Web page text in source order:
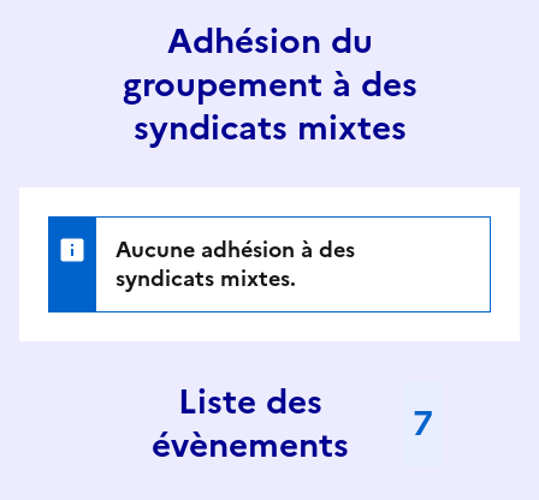
Adhésion du
groupement à des
syndicats mixtes
Aucune adhésion à des
syndicats mixtes.
Liste des
évènements
7